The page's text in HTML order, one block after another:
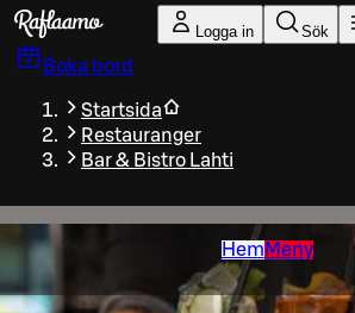
Gå till huvudinnehållet
Logga in Sök
Boka bord
Startsida
Restauranger
Bar & Bistro Lahti
Hem Meny